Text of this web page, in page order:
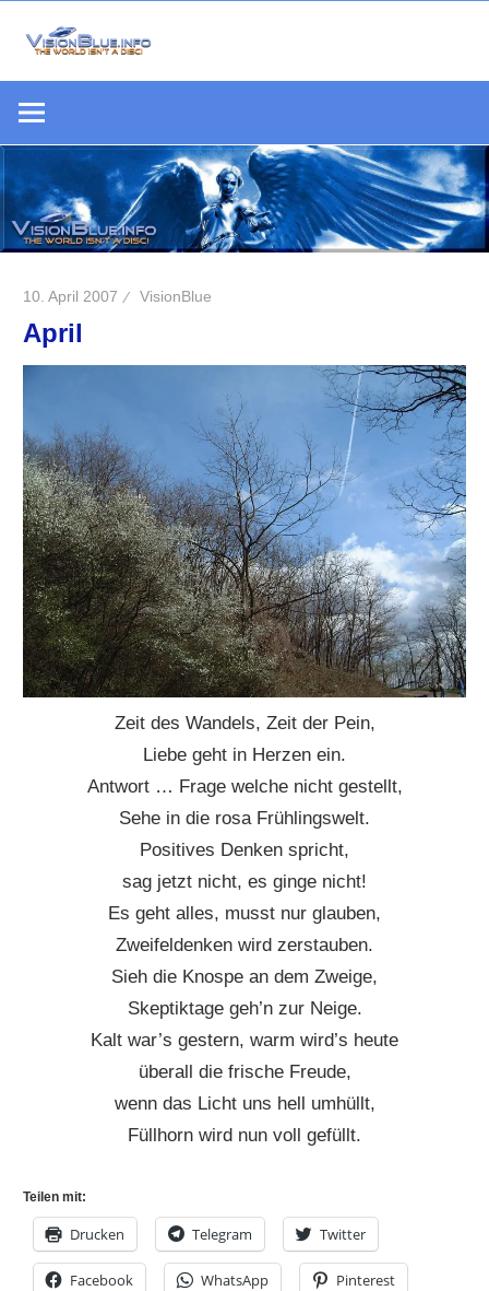
Inhalt
springen
Welt
Scheibe
10. April 2007 VisionBlue
April
Zeit des Wandels, Zeit der Pein,
Liebe geht in Herzen ein.
Antwort … Frage welche nicht gestellt,
Sehe in die rosa Frühlingswelt.
Positives Denken spricht,
sag jetzt nicht, es ginge nicht!
Es geht alles, musst nur glauben,
Zweifeldenken wird zerstauben.
Sieh die Knospe an dem Zweige,
Skeptiktage geh’n zur Neige.
Kalt war’s gestern, warm wird’s heute
überall die frische Freude,
wenn das Licht uns hell umhüllt,
Füllhorn wird nun voll gefüllt.
Teilen mit:
Drucken Telegram Twitter
Facebook WhatsApp Pinterest